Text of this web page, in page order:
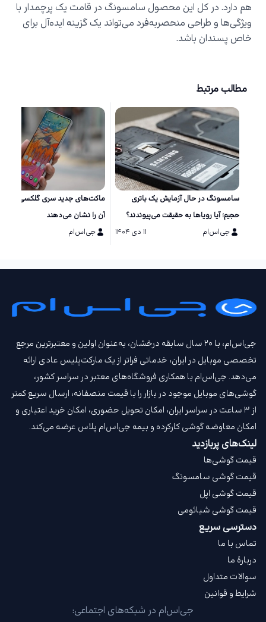
هم دارد. در کل این محصول سامسونگ در قامت یک پرچمدار با
ویژگی‌ها و طراحی منحصربه‌فرد می‌تواند یک گزینه ایده‌آل برای
خاص پسندان باشد.
مطالب مرتبط
سامسونگ در حال آزمایش یک باتری
حجیم؛ آیا رویاها به حقیقت می‌پیوندند؟
جی‌اس‌ام
۱۱ دی ۱۴۰۴
آن را نشان می‌دهند
جی‌اس‌ام
جی‌اس‌ام، با ۲۰ سال سابقه درخشان، به‌عنوان اولین و معتبرترین مرجع
تخصصی موبایل در ایران، خدماتی فراتر از یک مارکت‌پلیس عادی ارائه
می‌دهد. جی‌اس‌ام با همکاری فروشگاه‌های معتبر در سراسر کشور،
گوشی‌های موبایل موجود در بازار را با قیمت‌ منصفانه، ارسال سریع کمتر
از ۳ ساعت در سراسر ایران، امکان تحویل حضوری، امکان خرید اعتباری و
امکان معاوضه گوشی کارکرده و بیمه جی‌اس‌ام‌ پلاس عرضه می‌کند.
لینک‌های پربازدید
قیمت گوشی‌ها
قیمت گوشی سامسونگ
قیمت گوشی اپل
قیمت گوشی شیائومی
دسترسی سریع
تماس با ما
دربارهٔ ما
سوالات متداول
شرایط و قوانین
جی‌اس‌ام در شبکه‌های اجتماعی: